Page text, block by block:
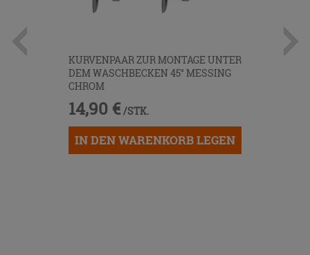
KURVENPAAR ZUR MONTAGE UNTER
DEM WASCHBECKEN 45° MESSING
CHROM
14,90 € /STK.
IN DEN WARENKORB LEGEN